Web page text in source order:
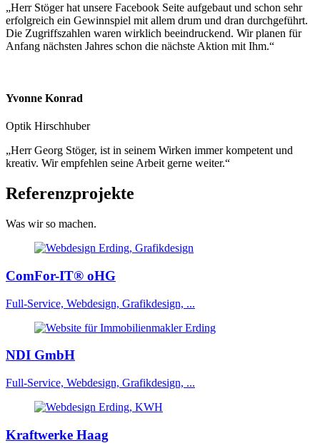
„Herr Stöger hat unsere Facebook Seite aufgebaut und schon sehr
erfolgreich ein Gewinnspiel mit allem drum und dran durchgeführt.
Die Zugriffszahlen waren wirklich beeindruckend. Wir planen für
Anfang nächsten Jahres schon die nächste Aktion mit Ihm.“
Yvonne Konrad
Optik Hirschhuber
„Herr Georg Stöger, ist in seinem Wirken immer kompetent und
kreativ. Wir empfehlen seine Arbeit gerne weiter.“
Referenzprojekte
Was wir so machen.
ComFor-IT® oHG
Full-Service, Webdesign, Grafikdesign, ...
NDI GmbH
Full-Service, Webdesign, Grafikdesign, ...
Kraftwerke Haag